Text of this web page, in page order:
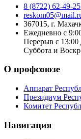
8 (8722) 62-49-25
367015, г.
Ежедневно с
Перерыв с 13:00
Суббота и
О профсоюзе
Аппарат
Президиум
Комитет
Навигация